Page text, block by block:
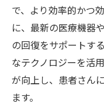
で、より効率的かつ
に、最新の医療機器
の回復をサポートす
なテクノロジーを活
が向上し、患者さん
ます。